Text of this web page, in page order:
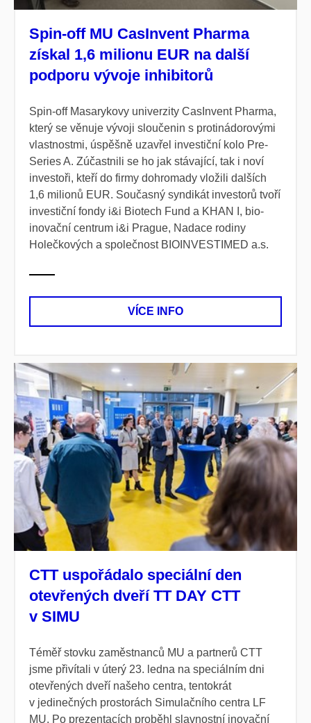
Spin-off MU CasInvent Pharma
získal 1,6 milionu EUR na další
podporu vývoje inhibitorů
Spin-off Masarykovy univerzity CasInvent Pharma,
který se věnuje vývoji sloučenin s protinádorovými
vlastnostmi, úspěšně uzavřel investiční kolo Pre-
Series A. Zúčastnili se ho jak stávající, tak i noví
investoři, kteří do firmy dohromady vložili dalších
1,6 milionů EUR. Současný syndikát investorů tvoří
investiční fondy i&i Biotech Fund a KHAN I, bio-
inovační centrum i&i Prague, Nadace rodiny
Holečkových a společnost BIOINVESTIMED a.s.
VÍCE INFO
CTT uspořádalo speciální den
otevřených dveří TT DAY CTT
v SIMU
Téměř stovku zaměstnanců MU a partnerů CTT
jsme přivítali v úterý 23. ledna na speciálním dni
otevřených dveří našeho centra, tentokrát
v jedinečných prostorách Simulačního centra LF
MU. Po prezentacích proběhl slavnostní inovační